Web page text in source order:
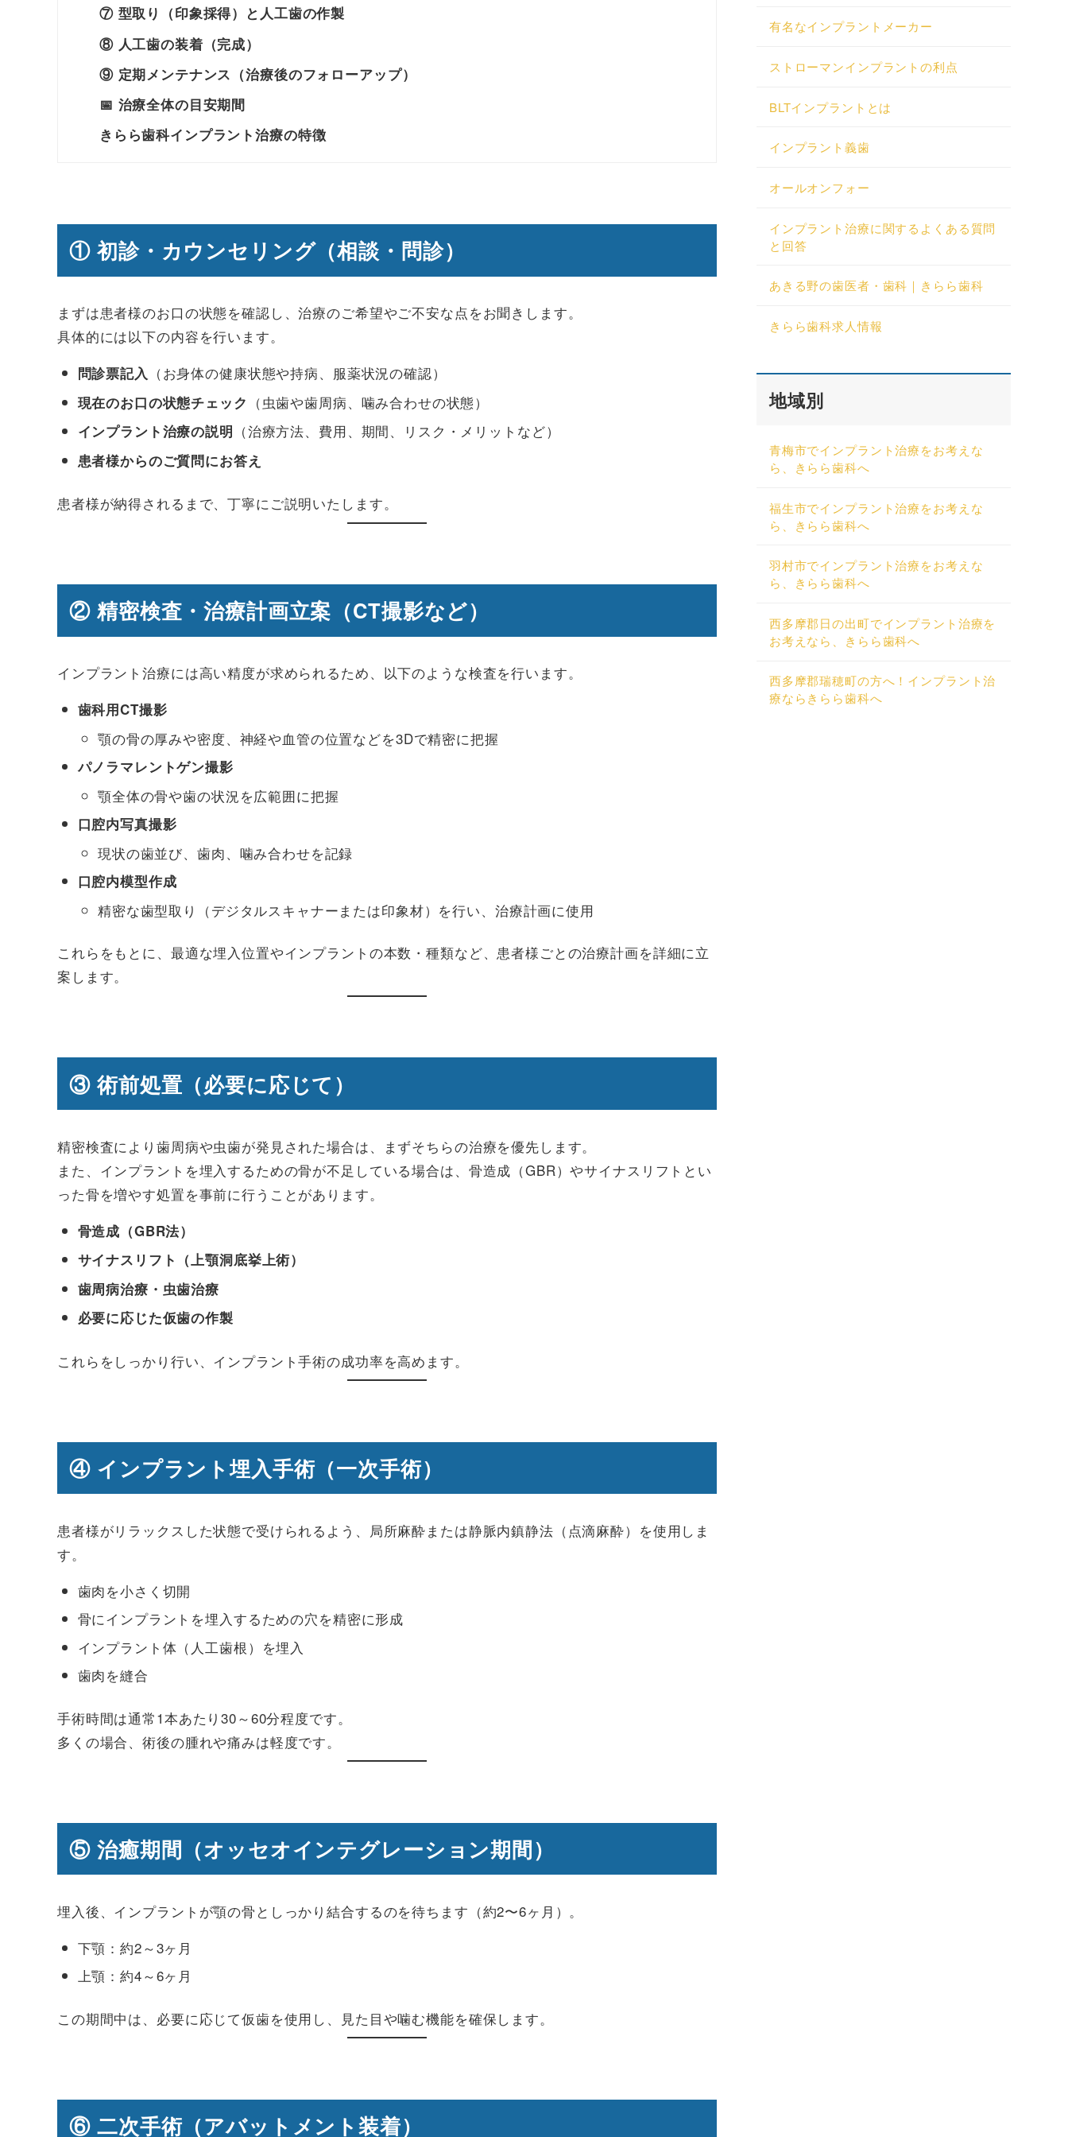
⑦ 型取り（印象採得）と人工歯の作製
⑧ 人工歯の装着（完成）
⑨ 定期メンテナンス（治療後のフォローアップ）
📅 治療全体の目安期間
きらら歯科インプラント治療の特徴
① 初診・カウンセリング（相談・問診）
まずは患者様のお口の状態を確認し、治療のご希望やご不安な点をお聞きします。
具体的には以下の内容を行います。
問診票記入 （お身体の健康状態や持病、服薬状況の確認）
現在のお口の状態チェック （虫歯や歯周病、噛み合わせの状態）
インプラント治療の説明 （治療方法、費用、期間、リスク・メリットなど）
患者様からのご質問にお答え
患者様が納得されるまで、丁寧にご説明いたします。
② 精密検査・治療計画立案（CT撮影など）
インプラント治療には高い精度が求められるため、以下のような検査を行います。
歯科用CT撮影
顎の骨の厚みや密度、神経や血管の位置などを3Dで精密に把握
パノラマレントゲン撮影
顎全体の骨や歯の状況を広範囲に把握
口腔内写真撮影
現状の歯並び、歯肉、噛み合わせを記録
口腔内模型作成
精密な歯型取り（デジタルスキャナーまたは印象材）を行い、治療計画に使用
これらをもとに、最適な埋入位置やインプラントの本数・種類など、患者様ごとの治療計画を詳細に立
案します。
③ 術前処置（必要に応じて）
精密検査により歯周病や虫歯が発見された場合は、まずそちらの治療を優先します。
また、インプラントを埋入するための骨が不足している場合は、骨造成（GBR）やサイナスリフトとい
った骨を増やす処置を事前に行うことがあります。
骨造成（GBR法）
サイナスリフト（上顎洞底挙上術）
歯周病治療・虫歯治療
必要に応じた仮歯の作製
これらをしっかり行い、インプラント手術の成功率を高めます。
④ インプラント埋入手術（一次手術）
患者様がリラックスした状態で受けられるよう、局所麻酔または静脈内鎮静法（点滴麻酔）を使用しま
す。
歯肉を小さく切開
骨にインプラントを埋入するための穴を精密に形成
インプラント体（人工歯根）を埋入
歯肉を縫合
手術時間は通常1本あたり30～60分程度です。
多くの場合、術後の腫れや痛みは軽度です。
⑤ 治癒期間（オッセオインテグレーション期間）
埋入後、インプラントが顎の骨としっかり結合するのを待ちます（約2〜6ヶ月）。
下顎：約2～3ヶ月
上顎：約4～6ヶ月
この期間中は、必要に応じて仮歯を使用し、見た目や噛む機能を確保します。
⑥ 二次手術（アバットメント装着）
有名なインプラントメーカー
ストローマンインプラントの利点
BLTインプラントとは
インプラント義歯
オールオンフォー
インプラント治療に関するよくある質問
と回答
あきる野の歯医者・歯科｜きらら歯科
きらら歯科求人情報
地域別
青梅市でインプラント治療をお考えな
ら、きらら歯科へ
福生市でインプラント治療をお考えな
ら、きらら歯科へ
羽村市でインプラント治療をお考えな
ら、きらら歯科へ
西多摩郡日の出町でインプラント治療を
お考えなら、きらら歯科へ
西多摩郡瑞穂町の方へ！インプラント治
療ならきらら歯科へ